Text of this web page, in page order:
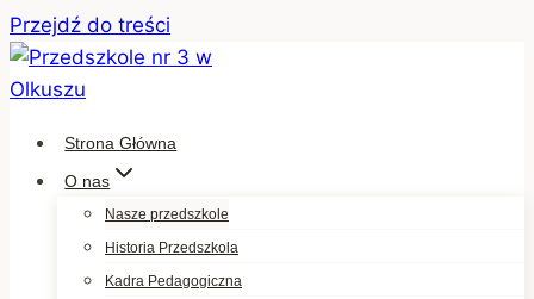
Przejdź do treści
Strona Główna
O nas
Nasze przedszkole
Historia Przedszkola
Kadra Pedagogiczna